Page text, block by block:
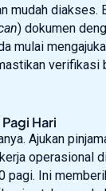
mudah diakses.
) dokumen
mulai
verifikasi
Hari
Ajukan
operasional
pagi. Ini